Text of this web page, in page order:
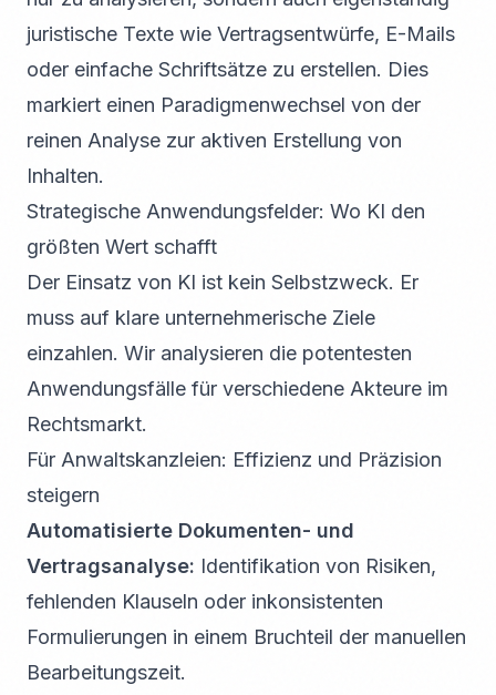
juristische Texte wie Vertragsentwürfe, E-Mails
oder einfache Schriftsätze zu erstellen. Dies
markiert einen Paradigmenwechsel von der
reinen Analyse zur aktiven Erstellung von
Inhalten.
Strategische Anwendungsfelder: Wo KI den
größten Wert schafft
Der Einsatz von KI ist kein Selbstzweck. Er
muss auf klare unternehmerische Ziele
einzahlen. Wir analysieren die potentesten
Anwendungsfälle für verschiedene Akteure im
Rechtsmarkt.
Für Anwaltskanzleien: Effizienz und Präzision
steigern
Automatisierte Dokumenten- und
Vertragsanalyse: Identifikation von Risiken,
fehlenden Klauseln oder inkonsistenten
Formulierungen in einem Bruchteil der manuellen
Bearbeitungszeit.